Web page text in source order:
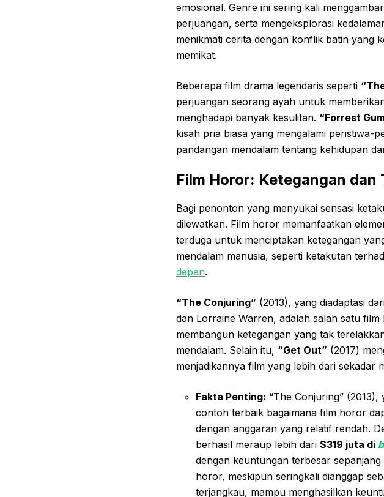
emosional. Genre ini sering kali
perjuangan, serta mengeksplorasi
menikmati cerita dengan konflik batin yang
memikat.
Beberapa film drama legendaris seperti
perjuangan seorang ayah untuk
menghadapi banyak kesulitan. “Forrest
kisah pria biasa yang mengalami peristiwa-
pandangan mendalam tentang kehidupan
Film Horor: Ketegangan
Bagi penonton yang menyukai sensasi
dilewatkan. Film horor memanfaatkan
terduga untuk menciptakan ketegangan
mendalam manusia, seperti ketakutan
depan.
“The Conjuring” (2013), yang diadaptasi
dan Lorraine Warren, adalah salah satu
membangun ketegangan yang tak
mendalam. Selain itu, “Get Out” (2017)
menjadikannya film yang lebih dari sekadar
Fakta Penting: “The Conjuring”
contoh terbaik bagaimana film horor
dengan anggaran yang relatif rendah.
berhasil meraup lebih dari $319 juta di
dengan keuntungan terbesar
horor, meskipun seringkali dianggap
terjangkau, mampu menghasilkan